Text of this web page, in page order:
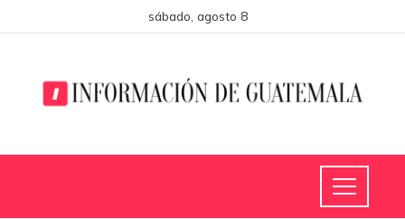
sábado, agosto 8